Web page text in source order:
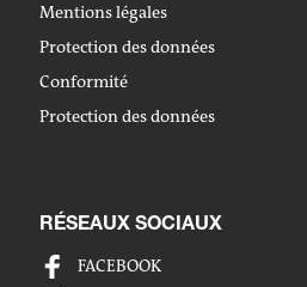
Mentions légales
Protection des données
Conformité
Protection des données
RÉSEAUX SOCIAUX
FACEBOOK